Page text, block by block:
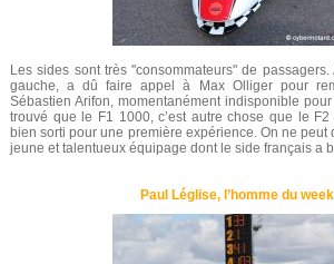
Les sides sont très "consommateurs" de
gauche, a dû faire appel à Max Olliger pour
Sébastien Arifon, momentanément indisponible
trouvé que le F1 1000, c’est autre chose que le
bien sorti pour une première expérience. On ne peut
jeune et talentueux équipage dont le side français a
Paul Léglise, l’homme du